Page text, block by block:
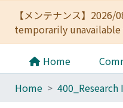
【メンテナンス】
temporarily unavailable
Home
Home